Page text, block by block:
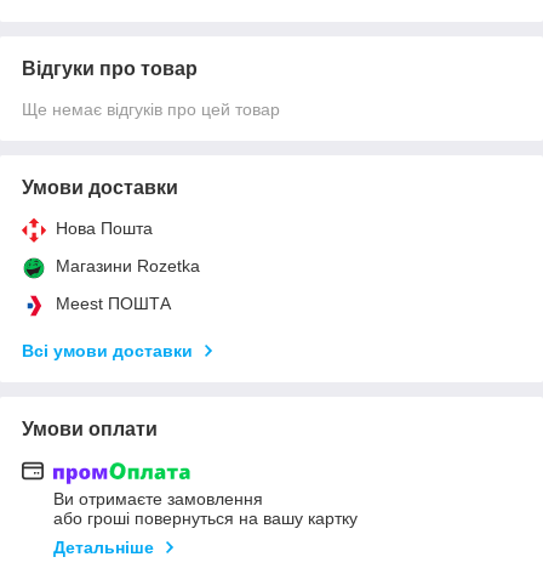
Відгуки про товар
Ще немає відгуків про цей товар
Умови доставки
Нова Пошта
Магазини Rozetka
Meest ПОШТА
Всі умови доставки
Умови оплати
Ви отримаєте замовлення
або гроші повернуться на вашу картку
Детальніше